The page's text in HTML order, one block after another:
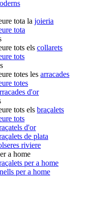
tota la joieria
tota
tots els collarets
tots
totes les arracades
totes
d'or
tots els braçalets
tots
d'or
de plata
riviere
a home
per a home
per a home